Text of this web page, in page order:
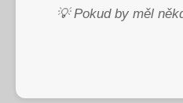
💡 Pokud by měl